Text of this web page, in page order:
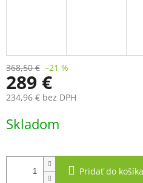
368,50 € –21 %
289 €
234,96 € bez DPH
cena:
Skladom
Pridať do košíka